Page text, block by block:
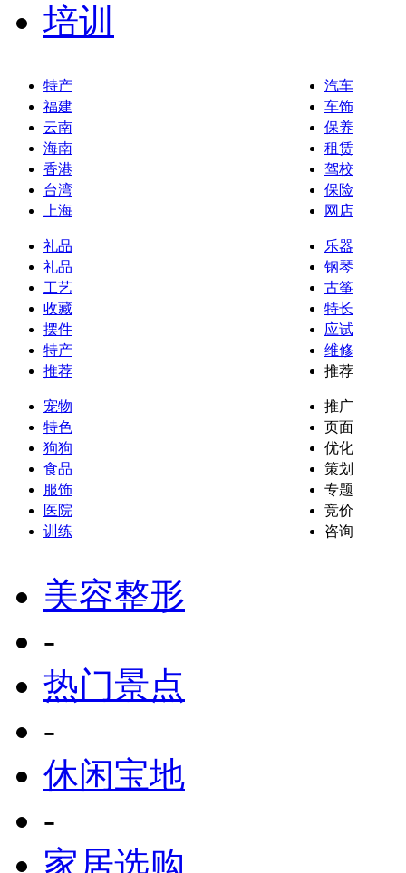
培训
特产
福建
云南
海南
香港
台湾
上海
礼品
礼品
工艺
收藏
摆件
特产
推荐
宠物
特色
狗狗
食品
服饰
医院
训练
汽车
车饰
保养
租赁
驾校
保险
网店
乐器
钢琴
古筝
特长
应试
维修
推荐
推广
页面
优化
策划
专题
竞价
咨询
美容整形
-
热门景点
-
休闲宝地
-
家居选购